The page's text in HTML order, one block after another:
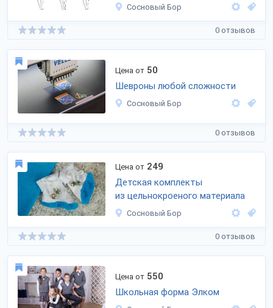
Сосновый Бор
0 отзывов
Цена от 50
Шевроны любой сложности
Сосновый Бор
0 отзывов
Цена от 249
Детская комплекты
из цельнокроеного материала
Сосновый Бор
0 отзывов
Цена от 550
Школьная форма Элком